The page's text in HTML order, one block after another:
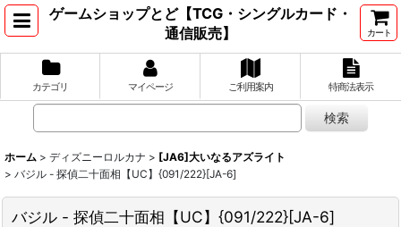
ゲームショップとど【TCG・シングルカード・
通信販売】
カート
カテゴリ マイページ ご利用案内 特商法表示
ホーム > ディズニーロルカナ > [JA6]大いなるアズライト
> バジル - 探偵二十面相【UC】{091/222}[JA-6]
バジル - 探偵二十面相【UC】{091/222}[JA-6]